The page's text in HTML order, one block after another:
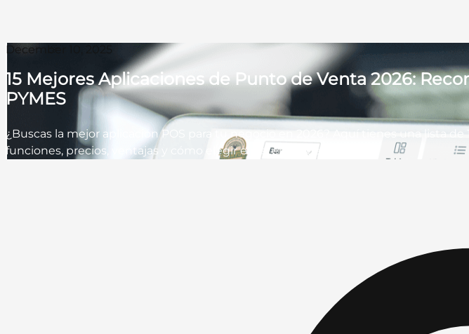
December 10, 2025
15 Mejores Aplicaciones de Punto de Venta 2026:
PYMES
¿Buscas la mejor aplicación POS para tu negocio en 2026? Aquí tienes una lista de
funciones, precios, ventajas y cómo elegir el sistema adecuado.